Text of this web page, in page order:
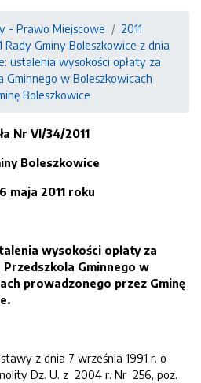
- Prawo Miejscowe
2011
Rady Gminy Boleszkowice z dnia
ustalenia wysokości opłaty za
Gminnego w Boleszkowicach
Boleszkowice
Nr VI/34/2011
Boleszkowice
maja 2011 roku
wysokości opłaty za
Gminnego w
prowadzonego przez Gminę
z dnia 7 września 1991 r. o
Dz. U. z 2004 r. Nr 256, poz.